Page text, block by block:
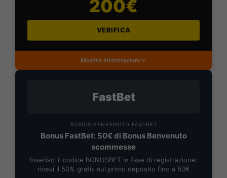
200€
VERIFICA
Mostra Informazioni
FastBet
BONUS BENVENUTO FASTBET
Bonus FastBet: 50€ di Bonus Benvenuto
scommesse
Inserisci il codice BONUSBET in fase di registrazione:
ricevi il 50% gratis sul primo deposito fino a 50€